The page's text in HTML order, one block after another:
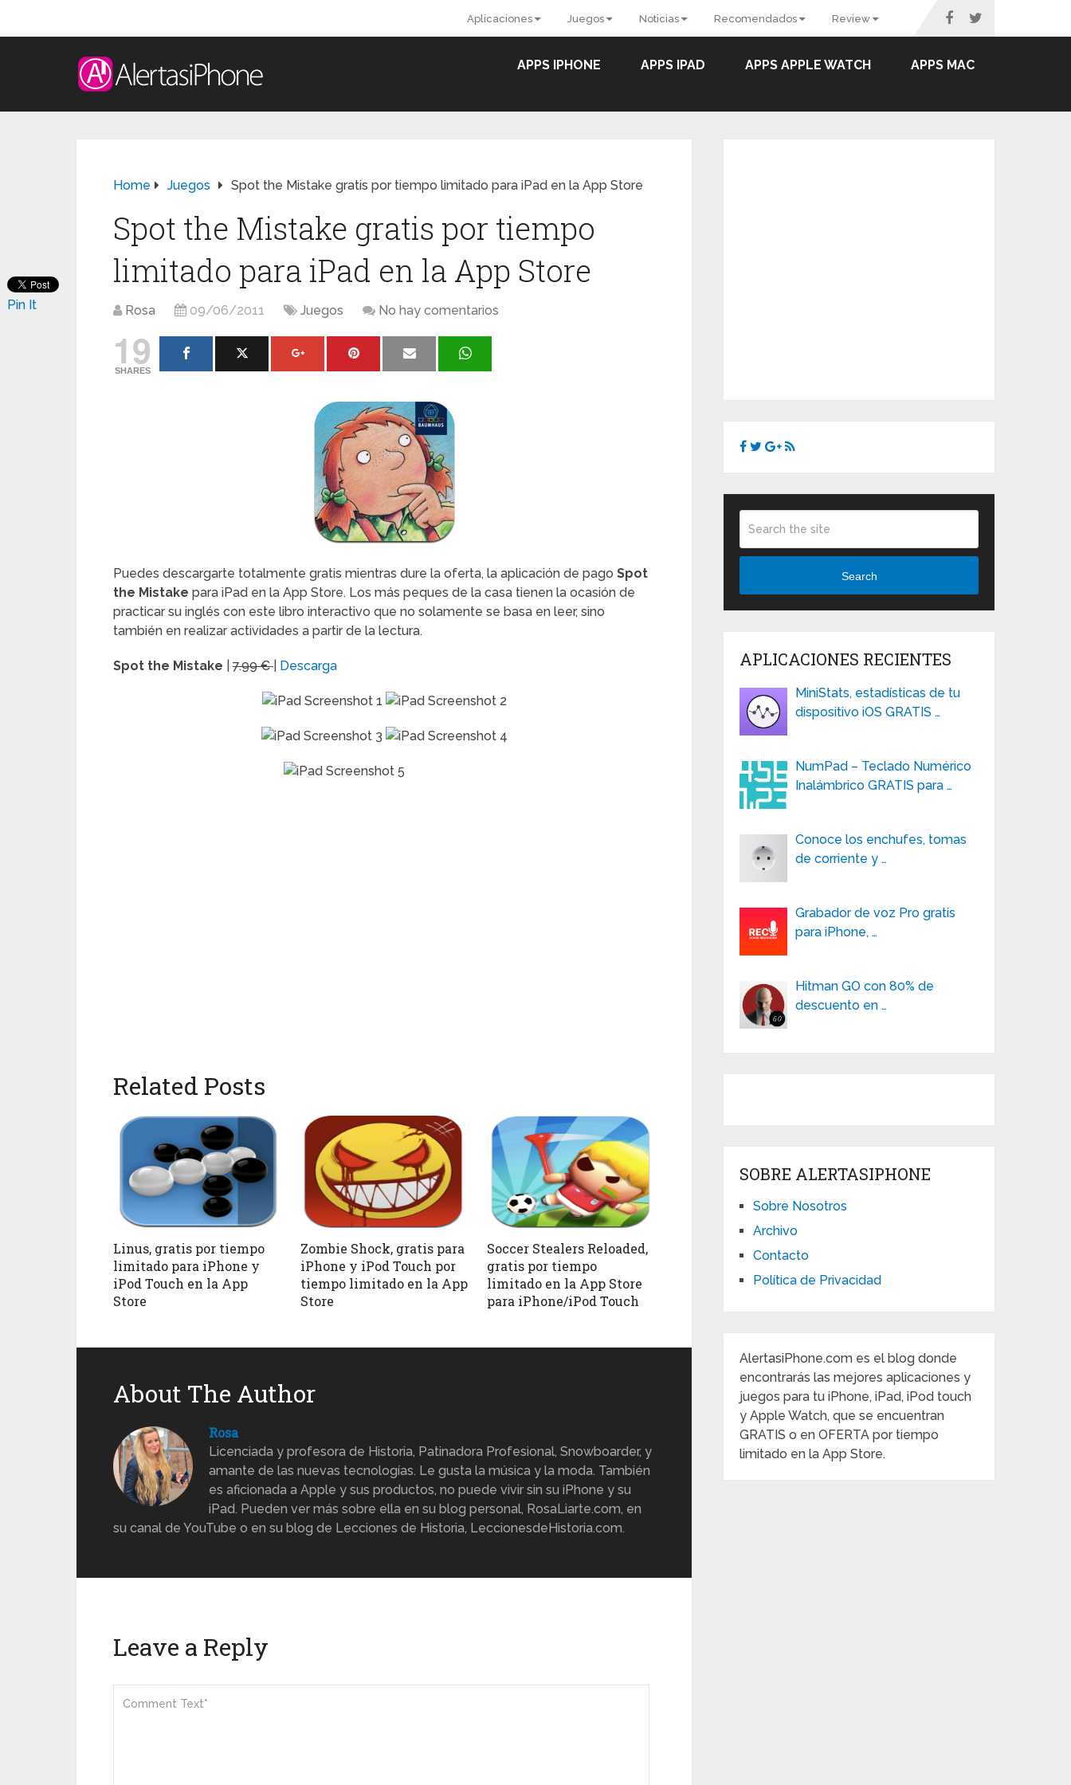
Aplicaciones Juegos Noticias Recomendados Review
APPS IPHONE APPS IPAD APPS APPLE WATCH APPS MAC
Home Juegos Spot the Mistake gratis por tiempo limitado para iPad en la App Store
Spot the Mistake gratis por tiempo
limitado para iPad en la App Store
Rosa 09/06/2011 Juegos No hay comentarios
19
SHARES
Puedes descargarte totalmente gratis mientras dure la oferta, la aplicación de pago Spot
the Mistake para iPad en la App Store. Los más peques de la casa tienen la ocasión de
practicar su inglés con este libro interactivo que no solamente se basa en leer, sino
también en realizar actividades a partir de la lectura.
Spot the Mistake 7.99 € Descarga
Pin It
Related Posts
Linus, gratis por tiempo
limitado para iPhone y
iPod Touch en la App
Store
Zombie Shock, gratis para
iPhone y iPod Touch por
tiempo limitado en la App
Store
Soccer Stealers Reloaded,
gratis por tiempo
limitado en la App Store
para iPhone/iPod Touch
About The Author
Rosa
Licenciada y profesora de Historia, Patinadora Profesional, Snowboarder, y
amante de las nuevas tecnologías. Le gusta la música y la moda. También
es aficionada a Apple y sus productos, no puede vivir sin su iPhone y su
iPad. Pueden ver más sobre ella en su blog personal, RosaLiarte.com, en
su canal de YouTube o en su blog de Lecciones de Historia, LeccionesdeHistoria.com.
Leave a Reply
Search
APLICACIONES RECIENTES
MiniStats, estadísticas de tu
dispositivo iOS GRATIS …
NumPad – Teclado Numérico
Inalámbrico GRATIS para …
Conoce los enchufes, tomas
de corriente y …
Grabador de voz Pro gratis
para iPhone, …
Hitman GO con 80% de
descuento en …
SOBRE ALERTASIPHONE
Sobre Nosotros
Archivo
Contacto
Política de Privacidad
AlertasiPhone.com es el blog donde
encontrarás las mejores aplicaciones y
juegos para tu iPhone, iPad, iPod touch
y Apple Watch, que se encuentran
GRATIS o en OFERTA por tiempo
limitado en la App Store.